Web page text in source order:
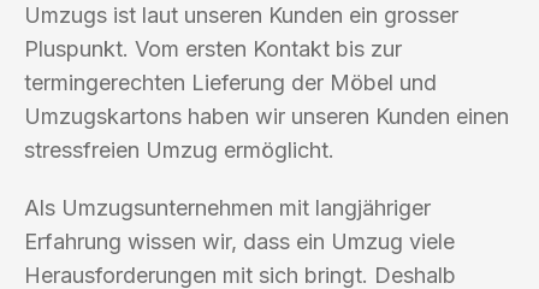
Umzugs ist laut unseren Kunden ein grosser
Pluspunkt. Vom ersten Kontakt bis zur
termingerechten Lieferung der Möbel und
Umzugskartons haben wir unseren Kunden einen
stressfreien Umzug ermöglicht.
Als Umzugsunternehmen mit langjähriger
Erfahrung wissen wir, dass ein Umzug viele
Herausforderungen mit sich bringt. Deshalb